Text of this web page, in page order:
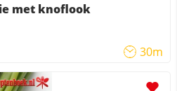
met knoflook
30m